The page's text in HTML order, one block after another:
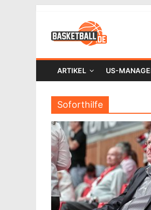
ARTIKEL US-
Soforthilfe